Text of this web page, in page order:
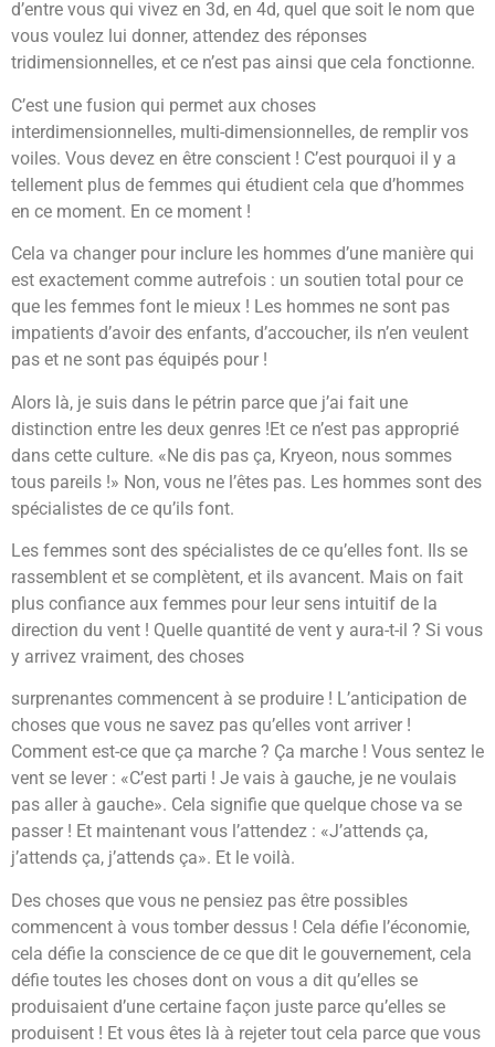
d’entre vous qui vivez en 3d, en 4d, quel que soit le nom que
vous voulez lui donner, attendez des réponses
tridimensionnelles, et ce n’est pas ainsi que cela fonctionne.
C’est une fusion qui permet aux choses
interdimensionnelles, multi-dimensionnelles, de remplir vos
voiles. Vous devez en être conscient ! C’est pourquoi il y a
tellement plus de femmes qui étudient cela que d’hommes
en ce moment. En ce moment !
Cela va changer pour inclure les hommes d’une manière qui
est exactement comme autrefois : un soutien total pour ce
que les femmes font le mieux ! Les hommes ne sont pas
impatients d’avoir des enfants, d’accoucher, ils n’en veulent
pas et ne sont pas équipés pour !
Alors là, je suis dans le pétrin parce que j’ai fait une
distinction entre les deux genres !Et ce n’est pas approprié
dans cette culture. «Ne dis pas ça, Kryeon, nous sommes
tous pareils !» Non, vous ne l’êtes pas. Les hommes sont des
spécialistes de ce qu’ils font.
Les femmes sont des spécialistes de ce qu’elles font. Ils se
rassemblent et se complètent, et ils avancent. Mais on fait
plus confiance aux femmes pour leur sens intuitif de la
direction du vent ! Quelle quantité de vent y aura-t-il ? Si vous
y arrivez vraiment, des choses
surprenantes commencent à se produire ! L’anticipation de
choses que vous ne savez pas qu’elles vont arriver !
Comment est-ce que ça marche ? Ça marche ! Vous sentez le
vent se lever : «C’est parti ! Je vais à gauche, je ne voulais
pas aller à gauche». Cela signifie que quelque chose va se
passer ! Et maintenant vous l’attendez : «J’attends ça,
j’attends ça, j’attends ça». Et le voilà.
Des choses que vous ne pensiez pas être possibles
commencent à vous tomber dessus ! Cela défie l’économie,
cela défie la conscience de ce que dit le gouvernement, cela
défie toutes les choses dont on vous a dit qu’elles se
produisaient d’une certaine façon juste parce qu’elles se
produisent ! Et vous êtes là à rejeter tout cela parce que vous